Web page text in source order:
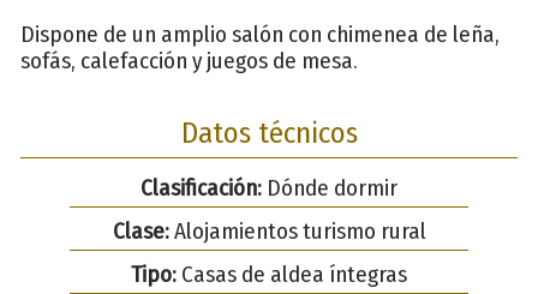
Dispone de un amplio salón con chimenea de leña,
sofás, calefacción y juegos de mesa.
Datos técnicos
Clasificación: Dónde dormir
Clase:Alojamientos turismo rural
Tipo: Casas de aldea íntegras